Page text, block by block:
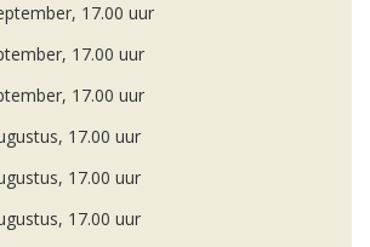
17.00 uur
17.00 uur
17.00 uur
17.00 uur
17.00 uur
17.00 uur